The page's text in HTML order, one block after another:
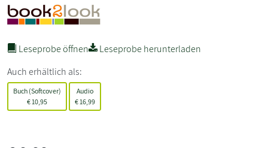
Leseprobe öffnen
Leseprobe herunterladen
Auch erhältlich als:
Buch (Softcover)
€ 10,95
Audio
€ 16,99